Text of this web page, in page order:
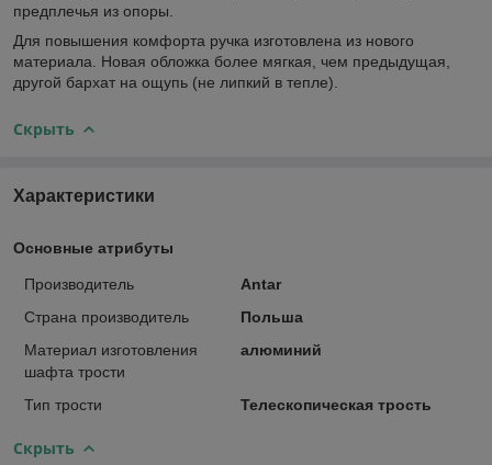
предплечья из опоры.
Для повышения комфорта ручка изготовлена из нового
материала. Новая обложка более мягкая, чем предыдущая,
другой бархат на ощупь (не липкий в тепле).
Скрыть
Характеристики
Основные атрибуты
Производитель
Antar
Страна производитель
Польша
Материал изготовления
шафта трости
алюминий
Тип трости Телескопическая трость
Скрыть